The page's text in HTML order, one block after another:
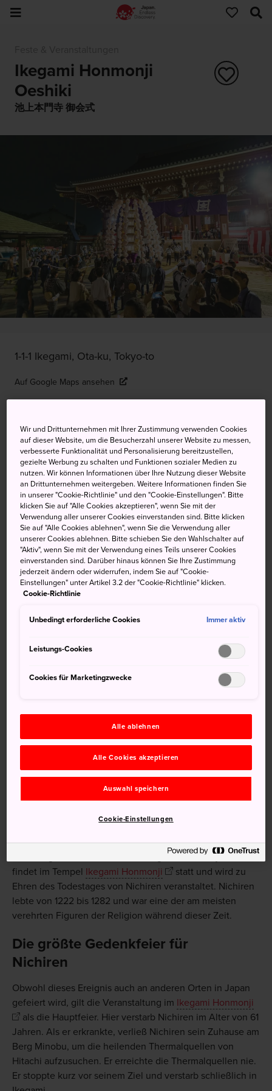
Ikegami Honmonji
Oeshiki
池上本門寺 御会式
1-1-1 Ikegami, Ota-ku, Tokyo-to
Auf Google Maps ansehen
STICHWORTE KARTE
Eine Gedenkfeier, die jedes Jahr
300.000 Gäste anlockt
Vom 11. bis zum 13. Oktober findet das Ikegami Honmonji
Oeshiki zum jährlichen Gedenken an den Tod von
Nichiren statt, eine der symbolträchtigsten Figuren des
Buddhismus in Japan.
Kurzinfo
den Weg nach Ikegami Honmonji
Etwa 3.000 Teilnehmer tragen Laternen in einer Parade
Der nächstgelegene Bahnhof heißt Ikegami, er befindet
sich an der Tokyu-Ikegami Line. Von dort aus ist der
Ikegami-Honmonji-Tempel 10 Minuten Fußweg entfernt.
Eine der am meisten verehrten
Das riesige buddhistische Fest Ikegami Honmonji Oeshiki
findet im Tempel Ikegami Honmonji
statt und wird zu
Ehren des Todestages von Nichiren veranstaltet. Nichiren
lebte von 1222 bis 1282 und war eine der am meisten
verehrten Figuren der Religion während dieser Zeit.
Die größte Gedenkfeier für
Nichiren
Obwohl dieses Ereignis auch an anderen Orten in Japan
gefeiert wird, gilt die Veranstaltung im Ikegami Honmonji
als die Hauptfeier. Hier verstarb Nichiren im Alter von 61
Jahren. Als er erkrankte, verließ Nichiren sein Zuhause am
Berg Minobu, um die heilenden Thermalquellen von
Hitachi aufzusuchen. Er erreichte die Thermalquellen nie.
Er stoppte kurz vor seinem Ziel und verstarb schließlich in
Wir und Drittunternehmen mit Ihrer Zustimmung verwenden Cookies
auf dieser Website, um die Besucherzahl unserer Website zu messen,
verbesserte Funktionalität und Personalisierung bereitzustellen,
gezielte Werbung zu schalten und Funktionen sozialer Medien zu
nutzen. Wir können Informationen über Ihre Nutzung dieser Website
an Drittunternehmen weitergeben. Weitere Informationen finden Sie
in unserer "Cookie-Richtlinie" und den "Cookie-Einstellungen". Bitte
klicken Sie auf "Alle Cookies akzeptieren", wenn Sie mit der
Verwendung aller unserer Cookies einverstanden sind. Bitte klicken
Sie auf "Alle Cookies ablehnen", wenn Sie die Verwendung aller
unserer Cookies ablehnen. Bitte schieben Sie den Wahlschalter auf
"Aktiv", wenn Sie mit der Verwendung eines Teils unserer Cookies
einverstanden sind. Darüber hinaus können Sie Ihre Zustimmung
jederzeit ändern oder widerrufen, indem Sie auf "Cookie-
Einstellungen" unter Artikel 3.2 der "Cookie-Richtlinie" klicken.
Cookie-Richtlinie
Unbedingt erforderliche Cookies Immer aktiv
Leistungs-Cookies
Cookies für Marketingzwecke
Alle ablehnen
Alle Cookies akzeptieren
Auswahl speichern
Cookie-Einstellungen